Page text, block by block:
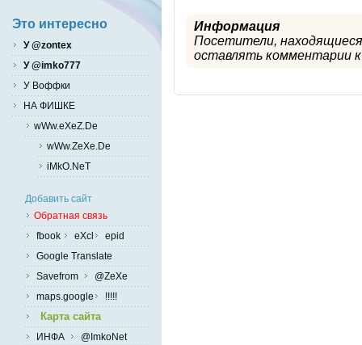
Информация
Посетители,
оставлять комментарии к
Это интересно
У @zontex
У @imko777
У Воффки
НА ФИШКЕ
wWw.eXeZ.De
wWw.ZeXe.De
iMkO.NeT
Добавить сайт
Обратная связь
fbook
eXcl
epid
Google Translate
Savefrom
@ZeXe
maps.google
!!!!!
Карта сайта
ИНФА
@ImkoNet